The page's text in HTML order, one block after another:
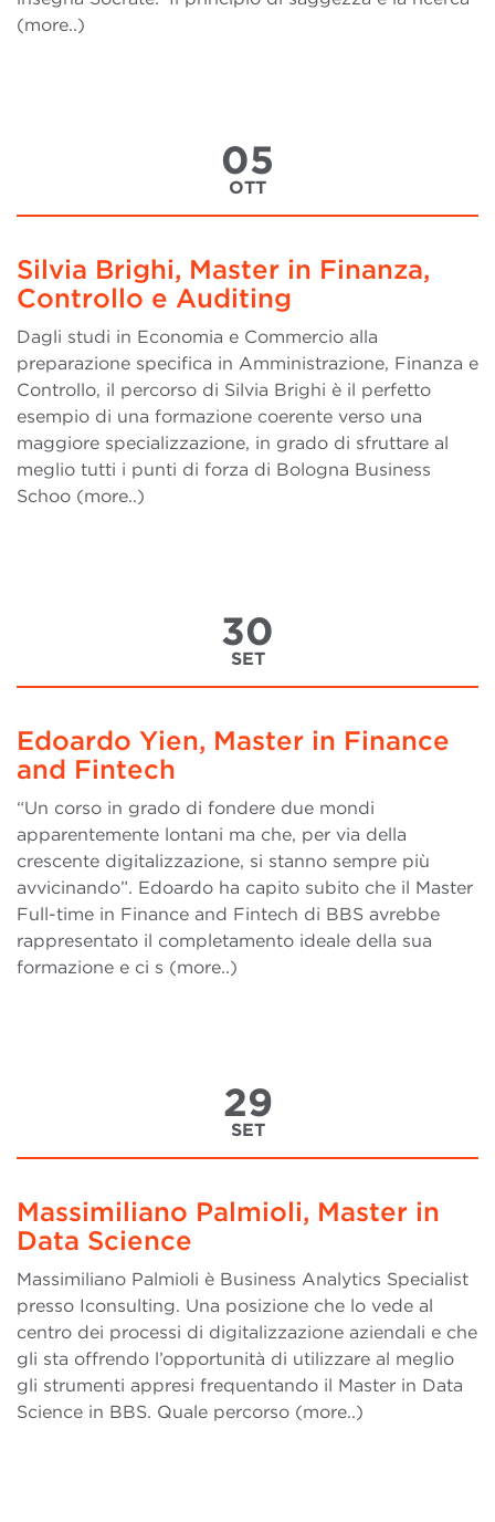
(more..)
05
OTT
Silvia Brighi, Master in Finanza,
Controllo e Auditing
Dagli studi in Economia e Commercio alla
preparazione specifica in Amministrazione, Finanza e
Controllo, il percorso di Silvia Brighi è il perfetto
esempio di una formazione coerente verso una
maggiore specializzazione, in grado di sfruttare al
meglio tutti i punti di forza di Bologna Business
Schoo (more..)
30
SET
Edoardo Yien, Master in Finance
and Fintech
“Un corso in grado di fondere due mondi
apparentemente lontani ma che, per via della
crescente digitalizzazione, si stanno sempre più
avvicinando”. Edoardo ha capito subito che il Master
Full-time in Finance and Fintech di BBS avrebbe
rappresentato il completamento ideale della sua
formazione e ci s (more..)
29
SET
Massimiliano Palmioli, Master in
Data Science
Massimiliano Palmioli è Business Analytics Specialist
presso Iconsulting. Una posizione che lo vede al
centro dei processi di digitalizzazione aziendali e che
gli sta offrendo l’opportunità di utilizzare al meglio
gli strumenti appresi frequentando il Master in Data
Science in BBS. Quale percorso (more..)